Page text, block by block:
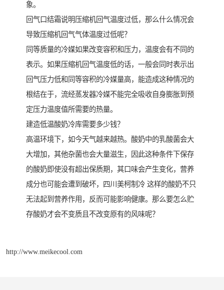
象。
回气口结霜说明压缩机回气温度过低，那么什么情况会
导致压缩机回气气体温度过低呢？
同等质量的冷媒如果改变容积和压力，温度会有不同的
表示。如果压缩机回气温度低的话，一般会同时表示出
回气压力低和同等容积的冷媒量高，能造成这种情况的
根结在于，流经蒸发器冷媒不能完全吸收自身膨胀到预
定压力温度值所需要的热量。
建造低温酸奶冷库需要多少钱？
高温环境下，如今天气越来越热。酸奶中的乳酸菌会大
大增加，其他杂菌也会大量滋生，因此这种条件下保存
的酸奶即使没有超出保质期，其口味会产生变化，营养
成分也可能会遭到破坏，四川美柯制冷 这样的酸奶不只
无法起到营养作用，反而可能影响健康。那么要怎么贮
存酸奶才会不变质且不改变原有的风味呢？
http://www.meikecool.com